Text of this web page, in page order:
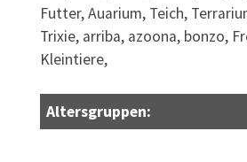
Futter, Auarium, Teich,
Trixie, arriba, azoona, bonzo,
Kleintiere,
Altersgruppen: